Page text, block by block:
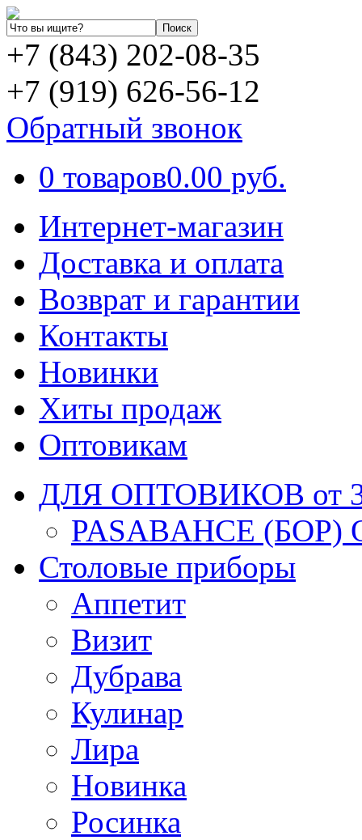
+7 (843) 202-08-35
+7 (919) 626-56-12
Обратный звонок
0 товаров0.00 руб.
Интернет-магазин
Доставка и оплата
Возврат и гарантии
Контакты
Новинки
Хиты продаж
Оптовикам
ДЛЯ ОПТОВИКОВ от
PASABAHCE (БОР)
Столовые приборы
Аппетит
Визит
Дубрава
Кулинар
Лира
Новинка
Росинка